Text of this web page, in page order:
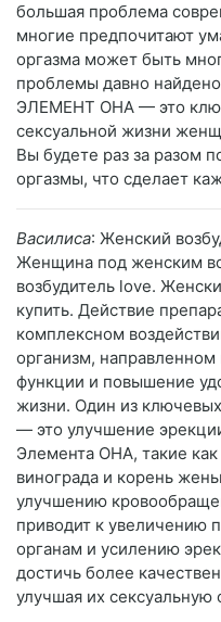
большая проблема
многие предпочитают
оргазма может быть
проблемы давно
ЭЛЕМЕНТ ОНА — это
сексуальной жизни
Вы будете раз за разом
оргазмы, что сделает
Василиса: Женский
Женщина под женским
возбудитель love.
купить. Действие
комплексном
организм,
функции и повышение
жизни. Один из
— это улучшение
Элемента ОНА, такие как
винограда и корень
улучшению
приводит к увеличению
органам и усилению
достичь более
улучшая их